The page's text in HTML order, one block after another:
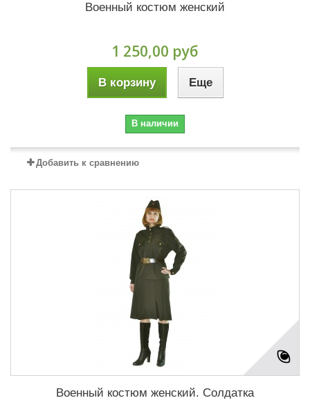
Военный костюм женский
1 250,00 руб
В корзину Еще
В наличии
Добавить к сравнению
Военный костюм женский. Солдатка